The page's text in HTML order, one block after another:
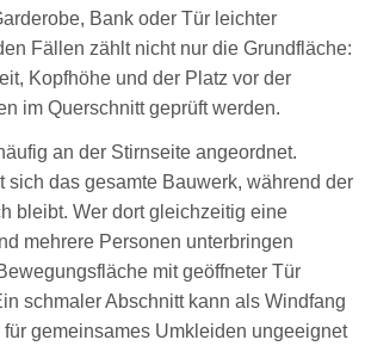
Bank oder Tür leichter
Fällen zählt nicht nur die Grundfläche:
Kopfhöhe und der Platz vor der
im Querschnitt geprüft werden.
an der Stirnseite angeordnet.
sich das gesamte Bauwerk, während der
bleibt. Wer dort gleichzeitig eine
mehrere Personen unterbringen
mit geöffneter Tür
schmaler Abschnitt kann als Windfang
gemeinsames Umkleiden ungeeignet